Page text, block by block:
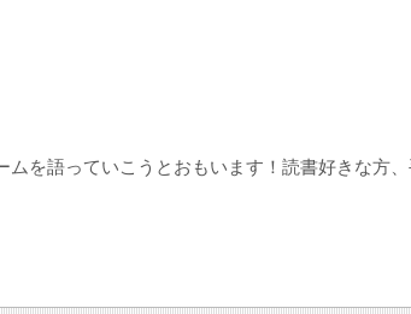
を語っていこうとおもいます！読書好きな方